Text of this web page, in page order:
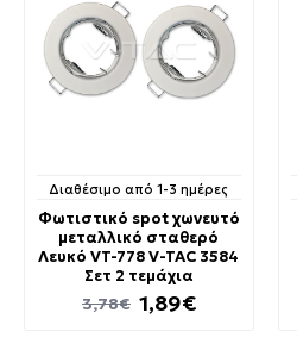
Διαθέσιμο από 1-3 ημέρες
Φωτιστικό spot χωνευτό
μεταλλικό σταθερό
Λευκό VT-778 V-TAC 3584
Σετ 2 τεμάχια
1,89€
3,78€